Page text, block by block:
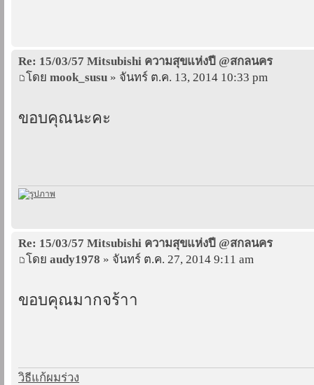
Re: 15/03/57 Mitsubishi ความสุขแห่งปี @สกลนคร
โดย mook_susu » จันทร์ ต.ค. 13, 2014 10:33 pm
ขอบคุณนะคะ
Re: 15/03/57 Mitsubishi ความสุขแห่งปี @สกลนคร
โดย audy1978 » จันทร์ ต.ค. 27, 2014 9:11 am
ขอบคุณมากจร้าา
วิธีแก้ผมร่วง